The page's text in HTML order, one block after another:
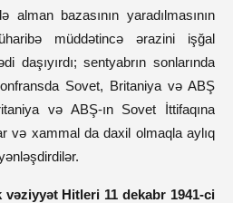
bazasının yaradılmasının
müddətincə ərazini işğal
daşıyırdı; sentyabrın sonlarında
Sovet, Britaniya və ABŞ
və ABŞ-ın Sovet İttifaqına
və xammal da daxil olmaqla aylıq
Hitleri 11 dekabr 1941-ci